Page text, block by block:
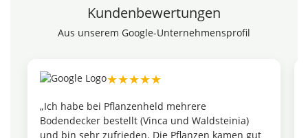
Kundenbewertungen
Aus unserem Google-Unternehmensprofil
★★★★★
„Ich habe bei Pflanzenheld mehrere
Bodendecker bestellt (Vinca und Waldsteinia)
und bin sehr zufrieden. Die Pflanzen kamen gut